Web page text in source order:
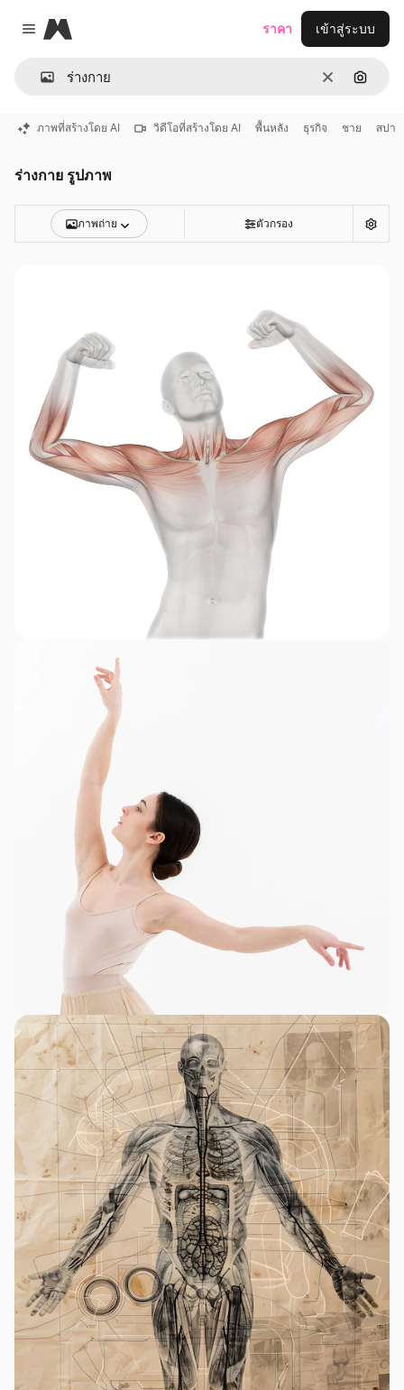
Close menu
Magnific
ชัดเจนค้นหา
ราคา เข้าสู่ระบบ
ภาพที่สร้างโดย AI วิดีโอที่สร้างโดย AI พื้นหลัง ธุรกิจ ชาย สปา
ร่างกาย รูปภาพ
ภาพถ่าย ตัวกรอง